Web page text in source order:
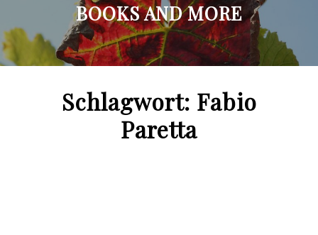
BOOKS AND MORE
Schlagwort: Fabio
Paretta